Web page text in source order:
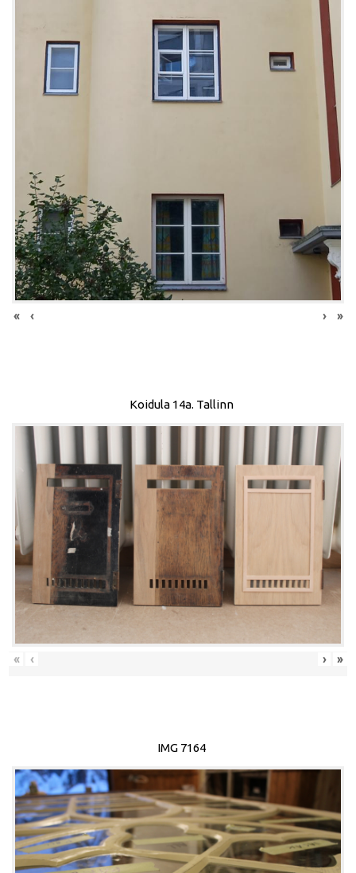
« ‹ › »
Koidula 14a. Tallinn
« ‹ › »
IMG 7164